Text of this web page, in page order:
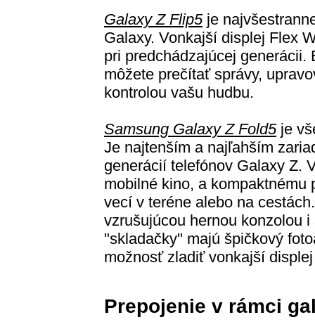
Galaxy Z Flip5je
Galaxy. Vonkajší displej Flex
pri predchádzajúcej generácii.
môžete prečítať správy,
kontrolou vašu hudbu.
Samsung Galaxy Z Fold5je
Je najtenším a najľahším
generácií telefónov Galaxy Z.
mobilné kino, a
vecí v teréne alebo na
vzrušujúcou hernou konzolou
"skladačky" majú špičkový
možnosť zladiť vonkajší
Prepojenie v rámci